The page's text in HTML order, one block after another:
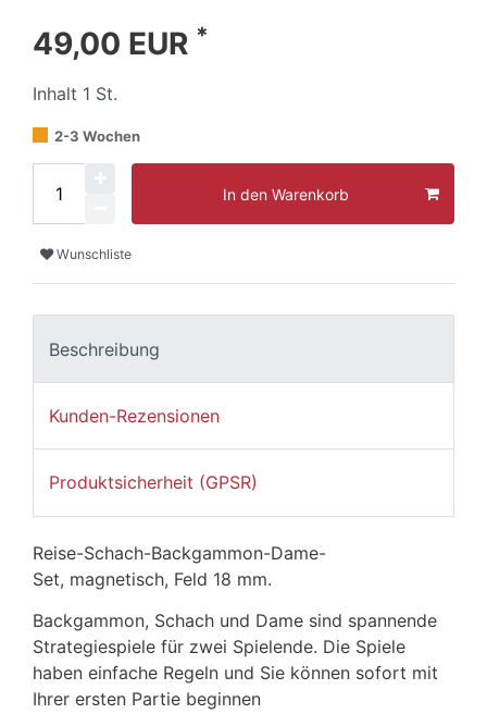
49,00 EUR *
Inhalt 1 St.
2-3 Wochen
In den Warenkorb
Wunschliste
Beschreibung
Kunden-Rezensionen
Produktsicherheit (GPSR)
Reise-Schach-Backgammon-Dame-
Set, magnetisch, Feld 18 mm.
Backgammon, Schach und Dame sind spannende
Strategiespiele für zwei Spielende. Die Spiele
haben einfache Regeln und Sie können sofort mit
Ihrer ersten Partie beginnen